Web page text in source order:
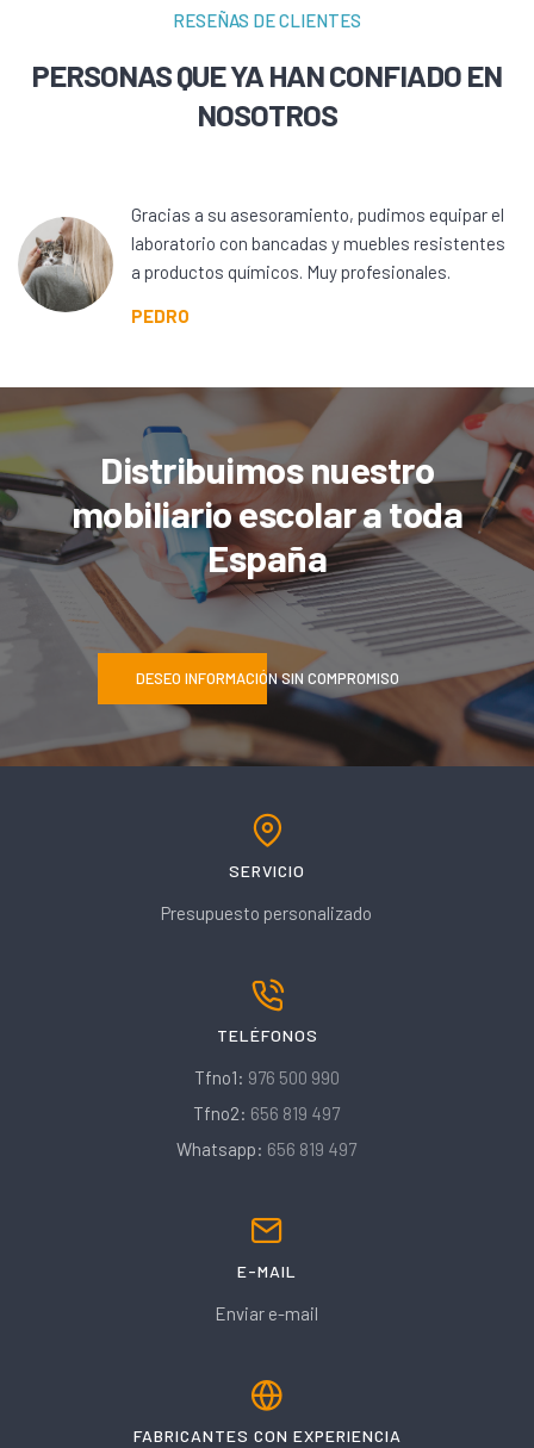
RESEÑAS DE CLIENTES
PERSONAS QUE YA HAN CONFIADO EN
NOSOTROS
Gracias a su asesoramiento, pudimos equipar el
laboratorio con bancadas y muebles resistentes
a productos químicos. Muy profesionales.
PEDRO
Distribuimos nuestro
mobiliario escolar a toda
España
DESEO INFORMACIÓN SIN COMPROMISO
SERVICIO
Presupuesto personalizado
TELÉFONOS
Tfno1: 976 500 990
Tfno2: 656 819 497
Whatsapp: 656 819 497
E-MAIL
Enviar e-mail
FABRICANTES CON EXPERIENCIA